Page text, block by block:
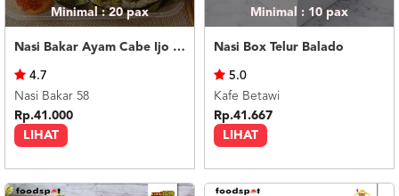
Minimal : 20pax
Nasi Bakar Ayam Cabe Ijo + Telor Balado
LIHAT
4.7
Nasi Bakar 58
Rp.41.000
Minimal : 10pax
Nasi Box Telur Balado
LIHAT
5.0
Kafe Betawi
Rp.41.667